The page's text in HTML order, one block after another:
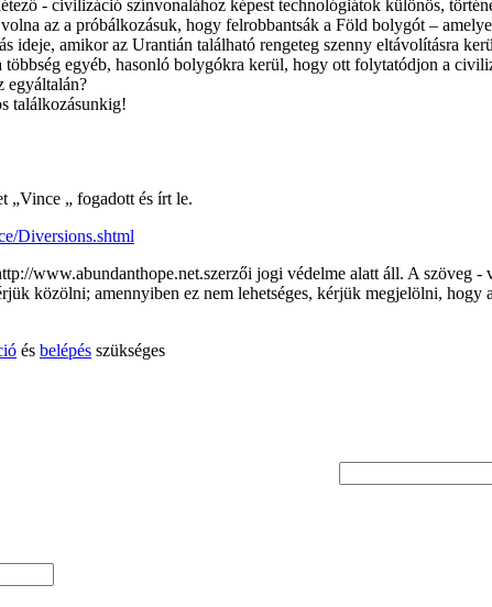
- civilizáció színvonalához képest technológiátok különös,
az a próbálkozásuk, hogy felrobbantsák a Föld bolygót –
ideje, amikor az Urantián található rengeteg szenny eltávolításra
többség egyéb, hasonló bolygókra kerül, hogy ott folytatódjon a
egyáltalán?
találkozásunkig!
„Vince „ fogadott és írt le.
Diversions.shtml
www.abundanthope.net.szerzői jogi védelme alatt áll. A szöveg
közölni; amennyiben ez nem lehetséges, kérjük megjelölni,
és belépés szükséges